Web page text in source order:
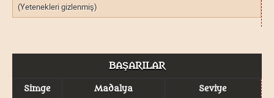
(Yetenekleri gizlenmiş)
BAŞARILAR
Simge Madalya Seviye